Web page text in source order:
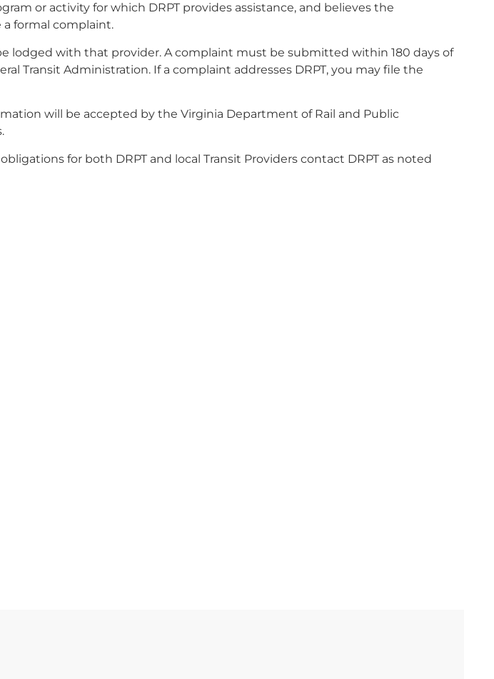
or activity for which DRPT provides assistance, and believes the
a formal complaint.
lodged with that provider. A complaint must be submitted within 180 days of
Transit Administration. If a complaint addresses DRPT, you may file the
will be accepted by the Virginia Department of Rail and Public
for both DRPT and local Transit Providers contact DRPT as noted